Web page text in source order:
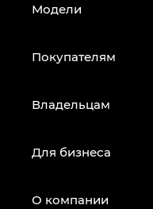
Модели
Покупателям
Владельцам
Для бизнеса
О компании